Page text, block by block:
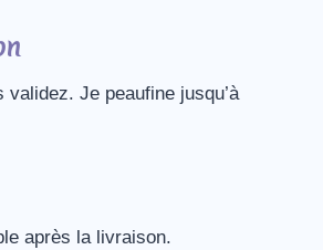
Je peaufine jusqu’à
après la livraison.